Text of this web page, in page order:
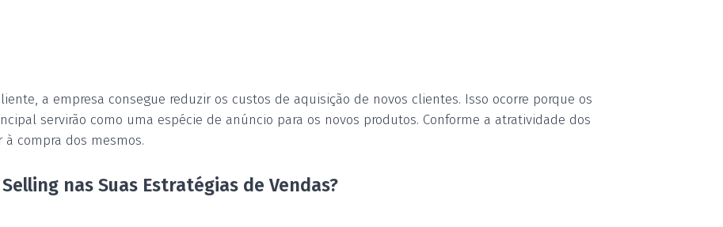
a empresa consegue reduzir os custos de aquisição de novos clientes. Isso ocorre porque os
servirão como uma espécie de anúncio para os novos produtos. Conforme a atratividade dos
à compra dos mesmos.
nas Suas Estratégias de Vendas?